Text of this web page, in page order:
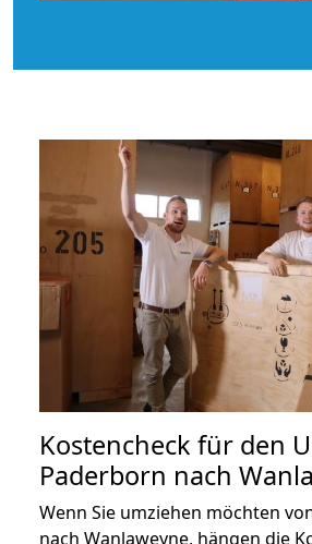
Kostencheck für den
Paderborn nach
Wenn Sie umziehen möchten
nach Wanlaweyne, hängen die